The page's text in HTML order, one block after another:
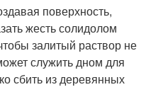
поверхность,
жесть солидолом
залитый раствор не
служить дном для
сбить из деревянных